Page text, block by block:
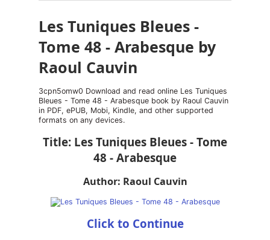
Les Tuniques Bleues -
Tome 48 - Arabesque by
Raoul Cauvin
3cpn5omw0 Download and read online Les Tuniques
Bleues - Tome 48 - Arabesque book by Raoul Cauvin
in PDF, ePUB, Mobi, Kindle, and other supported
formats on any devices.
Title: Les Tuniques Bleues - Tome
48 - Arabesque
Author: Raoul Cauvin
Click to Continue